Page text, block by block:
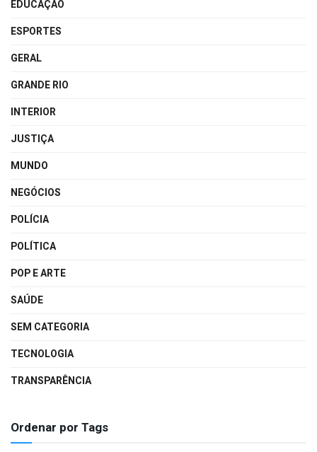
EDUCAÇÃO
ESPORTES
GERAL
GRANDE RIO
INTERIOR
JUSTIÇA
MUNDO
NEGÓCIOS
POLÍCIA
POLÍTICA
POP E ARTE
SAÚDE
SEM CATEGORIA
TECNOLOGIA
TRANSPARÊNCIA
Ordenar por Tags